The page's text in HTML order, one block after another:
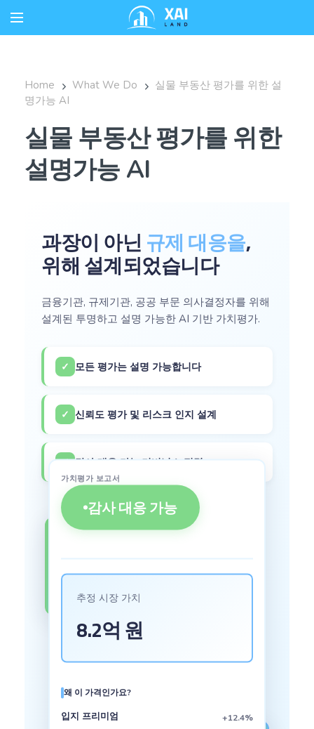
Home What We Do
실물 부동산 평가를 위한 설
명가능 AI
실물 부동산 평가를 위한
설명가능 AI
과장이 아닌 규제 대응을,
위해 설계되었습니다
금융기관, 규제기관, 공공 부문 의사결정자를 위해
설계된 투명하고 설명 가능한 AI 기반 가치평가.
✓ 모든 평가는 설명 가능합니다
✓ 신뢰도 평가 및 리스크 인지 설계
✓ 감사 대응 가능·거버넌스 정렬
신뢰도 등급
92%
높은 신뢰도
가치평가 보고서
감사 대응 가능
추정 시장 가치
8.2억 원
왜 이 가격인가요?
입지 프리미엄 +12.4%